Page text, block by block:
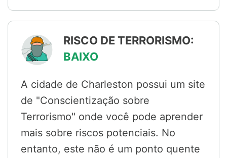
RISCO DE TERRORISMO:
BAIXO
A cidade de Charleston possui um site
de "Conscientização sobre
Terrorismo" onde você pode aprender
mais sobre riscos potenciais. No
entanto, este não é um ponto quente